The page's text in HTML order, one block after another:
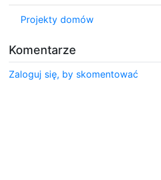
Projekty domów
Komentarze
Zaloguj się, by skomentować